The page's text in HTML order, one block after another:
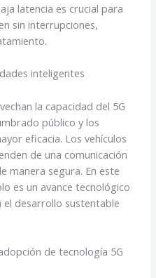
latencia es crucial para
sin interrupciones,
inteligentes
la capacidad del 5G
público y los
eficacia. Los vehículos
de una comunicación
manera segura. En este
es un avance tecnológico
el desarrollo sustentable
de tecnología 5G